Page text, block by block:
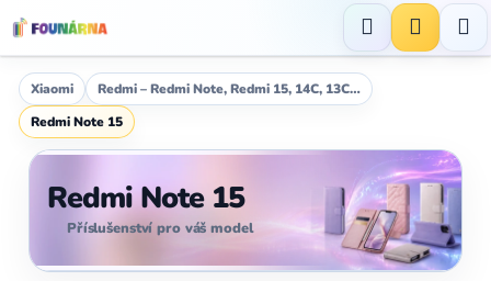
na
obsah
Hledat
Xiaomi
Redmi – Redmi Note, Redmi 15, 14C, 13C…
Redmi Note 15
Redmi Note 15
Příslušenství pro váš model